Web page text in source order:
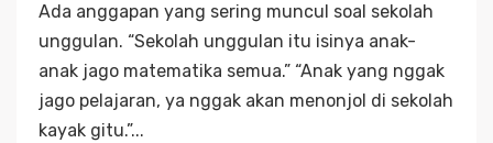
Ada anggapan yang sering muncul soal sekolah
unggulan. “Sekolah unggulan itu isinya anak-
anak jago matematika semua.” “Anak yang nggak
jago pelajaran, ya nggak akan menonjol di sekolah
kayak gitu.”...